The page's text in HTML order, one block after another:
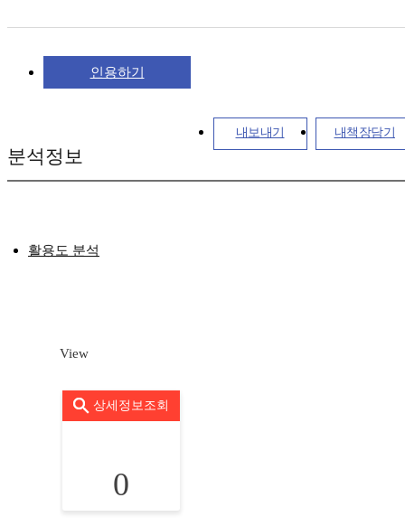
인용하기
내보내기 내책장담기
분석정보
활용도 분석
View
상세정보조회
0